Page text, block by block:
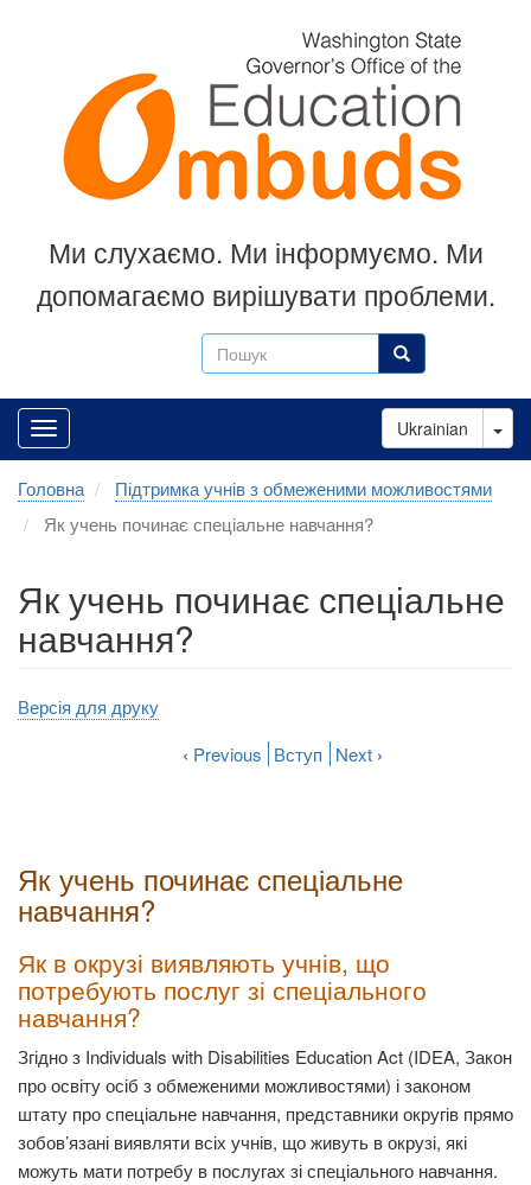
Пошук Пошук
Ми слухаємо. Ми інформуємо. Ми
допомагаємо вирішувати проблеми.
Ukrainian
Головна
Підтримка учнів з обмеженими можливостями
Як учень починає спеціальне навчання?
Як учень починає спеціальне
навчання?
Як учень починає спеціальне
навчання?
Як в окрузі виявляють учнів, що
потребують послуг зі спеціального
навчання?
Згідно з Individuals with Disabilities Education Act (IDEA, Закон
про освіту осіб з обмеженими можливостями) і законом
штату про спеціальне навчання, представники округів прямо
зобов’язані виявляти всіх учнів, що живуть в окрузі, які
можуть мати потребу в послугах зі спеціального навчання.
Версія для друку
‹ Previous Вступ Next ›